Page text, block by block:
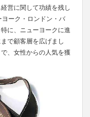
営に関して功績を残し
ーク・ロンドン・バ
に、ニューヨークに進
で顧客層を広げまし
、女性からの人気を獲